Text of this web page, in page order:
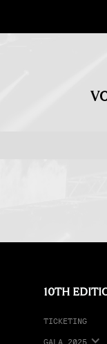
10TH
TICKETING
GALA 2025